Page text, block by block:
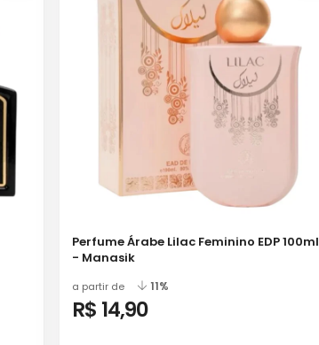
Perfume Árabe Lilac Feminino EDP 100ml
- Manasik
a partir de 11%
R$ 14,90